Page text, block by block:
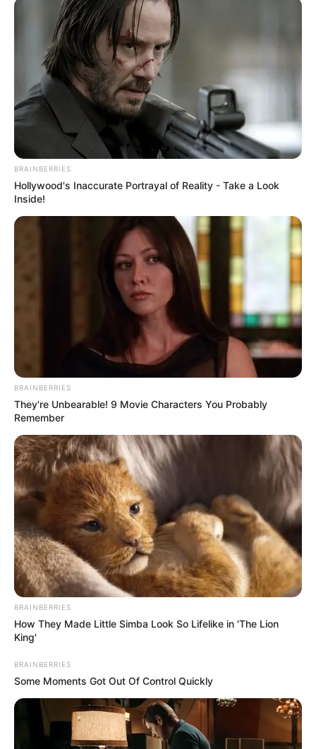
Categories
Rezepte
Omas DDR-Brötchen – Einfach, knusprig und
wie früher!
Megasaftige Frikadellen aus dem Backofen
– außen knusprig, innen superzart!
BRAINBERRIES
Hollywood's Inaccurate Portrayal of Reality - Take a Look
Inside!
BRAINBERRIES
They're Unbearable! 9 Movie Characters You Probably
Remember
BRAINBERRIES
How They Made Little Simba Look So Lifelike in 'The Lion
King'
BRAINBERRIES
Some Moments Got Out Of Control Quickly